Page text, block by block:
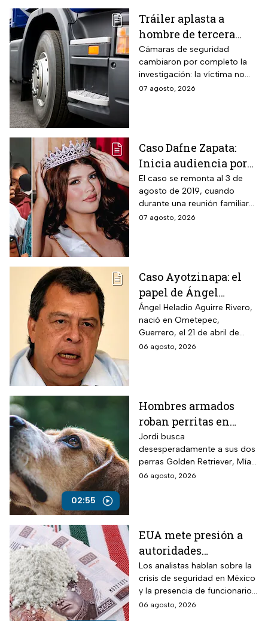
Tráiler aplasta a
hombre de tercera
edad: el culpable sigue
prófugo: VIDEO
Cámaras de seguridad
cambiaron por completo la
investigación: la víctima no
intentaba cruzar la avenida
07 agosto, 2026
Caso Dafne Zapata:
Inicia audiencia por
abuso sexual
cometido por su padre
El caso se remonta al 3 de
agosto de 2019, cuando
durante una reunión familiar
celebrada en la casa de la
07 agosto, 2026
Caso Ayotzinapa: el
papel de Ángel
Aguirre en la
desaparición de los
normalistas en 2014
Ángel Heladio Aguirre Rivero,
nació en Ometepec,
Guerrero, el 21 de abril de
1956. Estudió la Licenciatura
06 agosto, 2026
02:55
Hombres armados
roban perritas en
Veracruz
Jordi busca
desesperadamente a sus dos
perras Golden Retriever, Mía y
Camila, de seis años, robadas
06 agosto, 2026
EUA mete presión a
autoridades
mexicanas para
combatir al
narcotráfico y detener
a funcionarios
Los analistas hablan sobre la
crisis de seguridad en México
y la presencia de funcionarios
corruptos en el narcotráfico
06 agosto, 2026